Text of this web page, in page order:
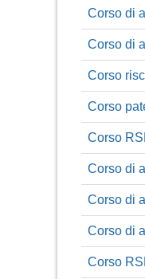
Corso di
Corso di
Corso
Corso
Corso
Corso di
Corso di
Corso di
Corso